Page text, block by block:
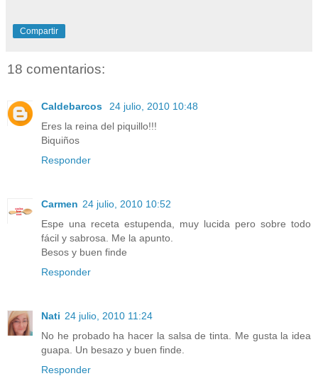
Compartir
18 comentarios:
Caldebarcos
24 julio, 2010 10:48
Eres la reina del piquillo!!!
Biquiños
Responder
Carmen 24 julio, 2010 10:52
Espe una receta estupenda, muy lucida pero sobre todo
fácil y sabrosa. Me la apunto.
Besos y buen finde
Responder
Nati 24 julio, 2010 11:24
No he probado ha hacer la salsa de tinta. Me gusta la idea
guapa. Un besazo y buen finde.
Responder